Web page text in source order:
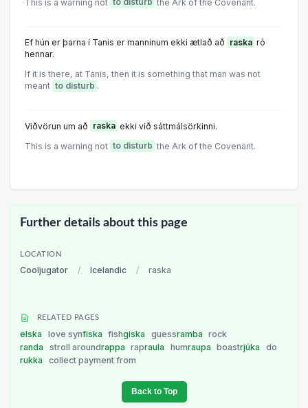
This is a warning not to disturb the Ark of the Covenant.
Ef hún er þarna í Tanis er manninum ekki ætlað að raska ró
hennar.
If it is there, at Tanis, then it is something that man was not
meant to disturb .
Viðvörun um að raska ekki við sáttmálsörkinni.
This is a warning not to disturb the Ark of the Covenant.
Further details about this page
LOCATION
Cooljugator / Icelandic / raska
RELATED PAGES
elska love synfiska fishgiska guessramba
rock
randa
stroll aroundrappa rapraula humraupa boastrjúka
do
rukka
collect payment from
Back to Top